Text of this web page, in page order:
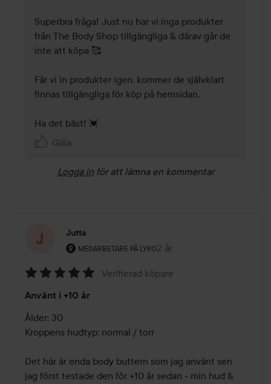
Superbra fråga! Just nu har vi inga produkter
från The Body Shop tillgängliga & därav går de
inte att köpa 🥰
Får vi in produkter igen, kommer de självklart
finnas tillgängliga för köp på hemsidan.
Ha det bäst! 💓
Gilla
Logga in för att lämna en kommentar
Jutta
MEDARBETARE PÅ LYKO
Användarens roll: Medarbetare på Lyko.
2 år
Inlägget skapades 2 år
5
av
5
Verifierad köpare
Använt i +10 år
Ålder: 30
Kroppens hudtyp: normal / torr
Det här är enda body buttern som jag använt sen
jag först testade den för +10 år sedan - min hud &